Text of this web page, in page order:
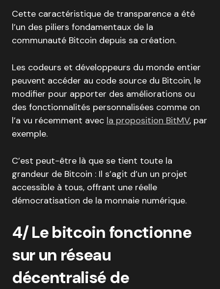
Cette caractéristique de transparence a été
l’un des piliers fondamentaux de la
communauté Bitcoin depuis sa création.
Les codeurs et développeurs du monde entier
peuvent accéder au code source du Bitcoin, le
modifier pour apporter des améliorations ou
des fonctionnalités personnalisées comme on
l’a vu récemment avec la proposition BitMV, par
exemple.
C’est peut-être là que se tient toute la
grandeur de Bitcoin : Il s’agit d’un un projet
accessible à tous, offrant une réelle
démocratisation de la monnaie numérique.
4/ Le bitcoin fonctionne
sur un réseau
décentralisé de